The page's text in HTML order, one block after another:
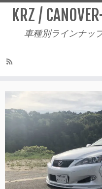
content
KRZ /
車種別ラインナッ